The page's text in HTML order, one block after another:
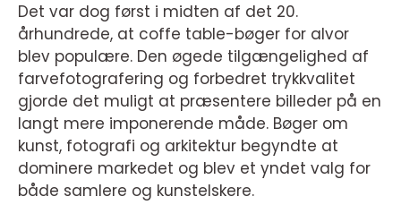
Det var dog først i midten af det 20.
århundrede, at coffe table-bøger for alvor
blev populære. Den øgede tilgængelighed af
farvefotografering og forbedret trykkvalitet
gjorde det muligt at præsentere billeder på en
langt mere imponerende måde. Bøger om
kunst, fotografi og arkitektur begyndte at
dominere markedet og blev et yndet valg for
både samlere og kunstelskere.